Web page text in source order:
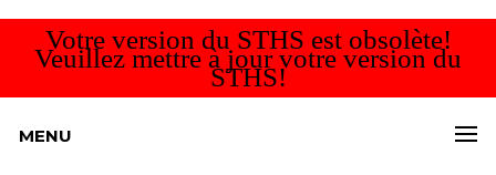
Votre version du STHS est obsolète!
Veuillez mettre à jour votre version du
STHS!
MENU